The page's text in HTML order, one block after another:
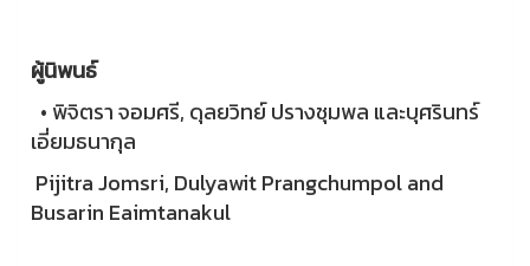
ผู้นิพนธ์
• พิจิตรา จอมศรี, ดุลยวิทย์ ปรางชุมพล และบุศรินทร์
เอี่ยมธนากุล
Pijitra Jomsri, Dulyawit Prangchumpol and
Busarin Eaimtanakul